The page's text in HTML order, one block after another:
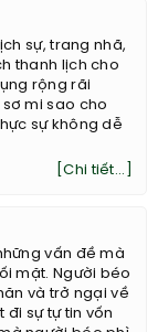
sự, trang nhã,
thanh lịch cho
rộng rãi
mi sao cho
sự không dễ
[Chi tiết...]
vấn đề mà
mặt. Người béo
và trở ngại về
đi sự tự tin vốn